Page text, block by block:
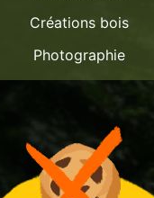
Créations bois
Photographie